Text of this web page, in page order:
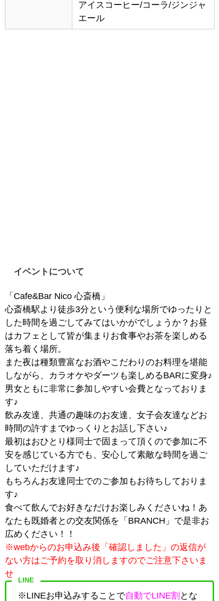
アイスコーヒー/コーラ/ジンジャ
エール
イベントについて
「Cafe&Bar Nico 心斎橋」
心斎橋駅より徒歩3分という便利な場所でゆったりと
した時間を過ごしてみてはいかがでしょうか？お昼
はカフェとして皆が集まりお食事やお茶を楽しめる
落ち着く場所。
また夜は種類豊富なお酒やこだわりのお料理を堪能
しながら、カラオケやダーツも楽しめるBARに変身♪
男女ともに非常に参加しやすい会費となっておりま
す♪
飲み友達、共通の趣味のお友達、女子会友達などお
時間の許すまでゆっくりとお話し下さい♪
最初はおひとり様同士で固まって頂くので参加に不
安を感じている方でも、安心して素敵な時間を過ご
していただけます♪
もちろんお友達同士でのご参加もお待ちしておりま
す♪
食べて飲んでお好きなだけお楽しみくださいね！あ
なたも既婚者との交友関係を「BRANCH」で是非お
広めください！！
※webからのお申込み後「確認しました」の返信が
ない方はご予約を取り消しますのでご注意下さいま
せ。
LINE
※LINEお申込みすることで自動でLINE割 とな